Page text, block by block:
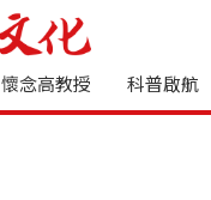
懷念高教授 科普啟航